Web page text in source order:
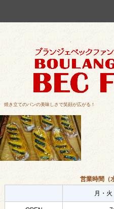
焼き立てのパンの美味しさで笑顔が広がる！
営業時間（
月・